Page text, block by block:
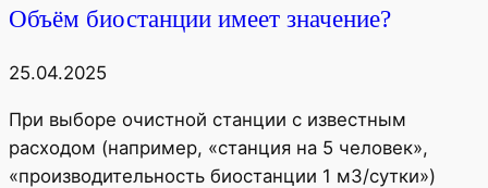
Объём биостанции имеет значение?
25.04.2025
При выборе очистной станции с известным
расходом (например, «станция на 5 человек»,
«производительность биостанции 1 м3/сутки»)